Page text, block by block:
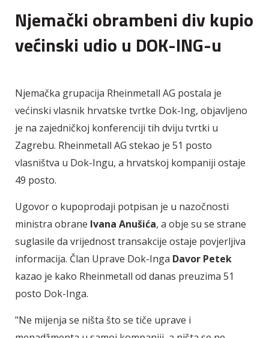
Njemački obrambeni div kupio
većinski udio u DOK-ING-u
Njemačka grupacija Rheinmetall AG postala je
većinski vlasnik hrvatske tvrtke Dok-Ing, objavljeno
je na zajedničkoj konferenciji tih dviju tvrtki u
Zagrebu. Rheinmetall AG stekao je 51 posto
vlasništva u Dok-Ingu, a hrvatskoj kompaniji ostaje
49 posto.
Ugovor o kupoprodaji potpisan je u nazočnosti
ministra obrane Ivana Anušića, a obje su se strane
suglasile da vrijednost transakcije ostaje povjerljiva
informacija. Član Uprave Dok-Inga Davor Petek
kazao je kako Rheinmetall od danas preuzima 51
posto Dok-Inga.
"Ne mijenja se ništa što se tiče uprave i